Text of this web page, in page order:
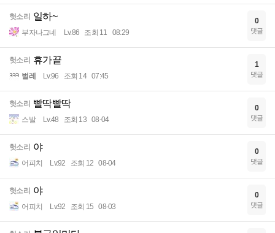
헛소리 일하~
부자나그네 Lv.86 조회 11 08:29
0
댓글
헛소리 휴가끝
벌레 Lv.96 조회 14 07:45
1
댓글
헛소리 빨딱빨딱
스발 Lv.48 조회 13 08-04
0
댓글
헛소리 야
어피치 Lv.92 조회 12 08-04
0
댓글
헛소리 야
어피치 Lv.92 조회 15 08-03
0
댓글